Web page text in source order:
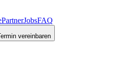
PartnerJobsFAQ
vereinbaren